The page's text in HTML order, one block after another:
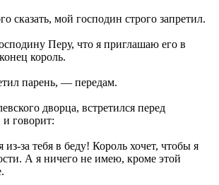
сказать, мой господин строго запретил.
Перу, что я приглашаю его в
король.
парень, — передам.
дворца, встретился перед
говорит:
за тебя в беду! Король хочет, чтобы я
А я ничего не имею, кроме этой